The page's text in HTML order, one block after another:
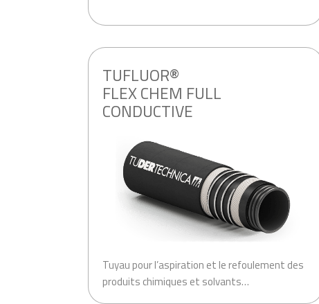
TUFLUOR®
FLEX CHEM FULL
CONDUCTIVE
Tuyau pour l’aspiration et le refoulement des
produits chimiques et solvants…